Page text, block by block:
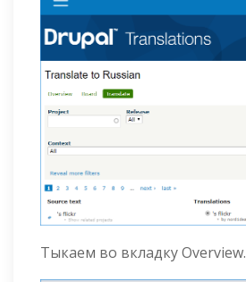
Тыкаем во вкладку Overview.